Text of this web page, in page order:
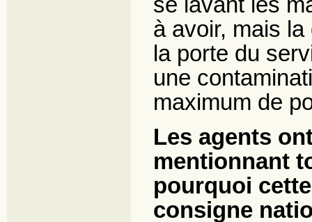
à avoir, mais
la porte du
une
maximum de
Les agents
mentionnant
pourquoi
consigne